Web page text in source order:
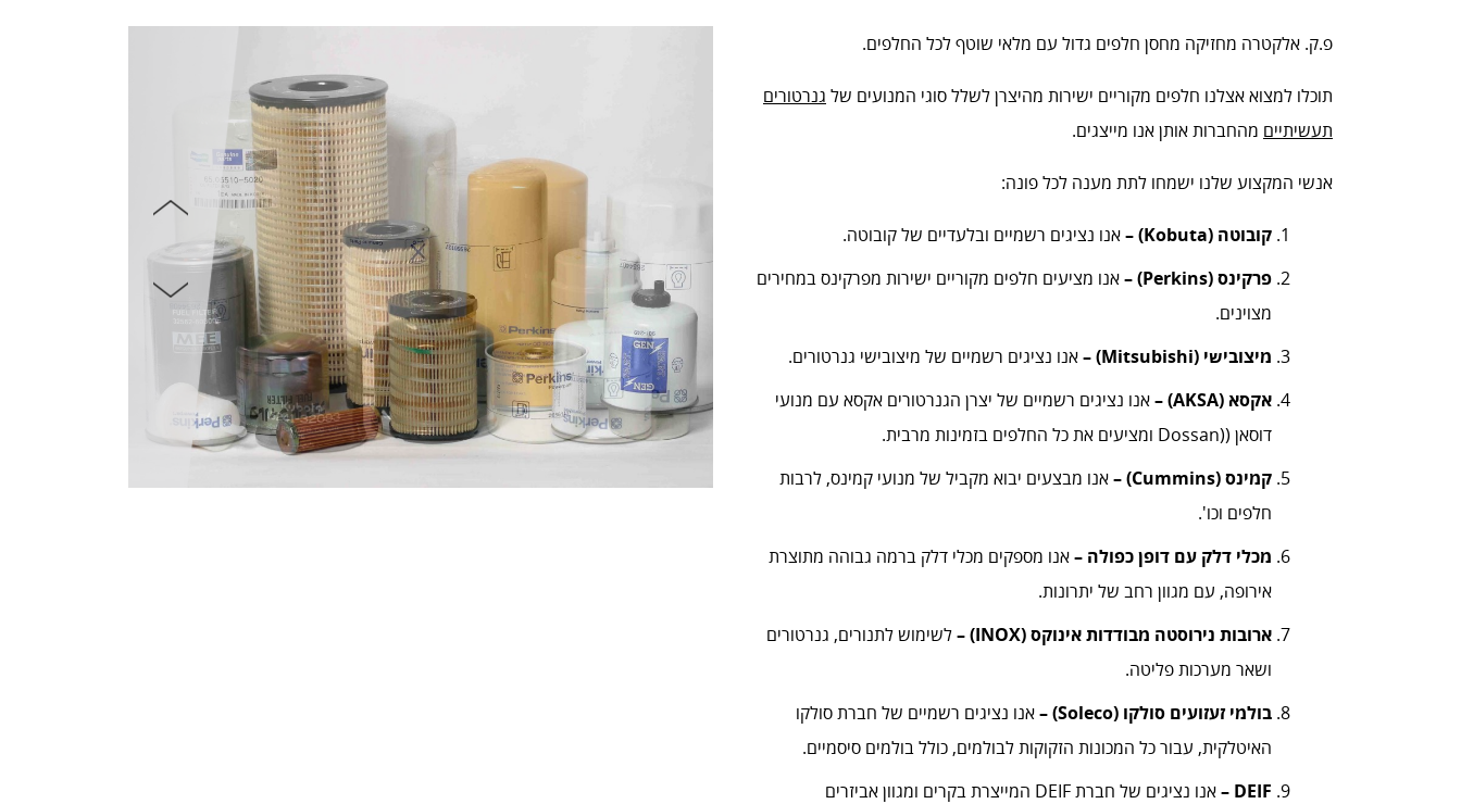
פ.ק. אלקטרה מחזיקה מחסן חלפים גדול עם מלאי שוטף לכל החלפים.
תוכלו למצוא אצלנו חלפים מקוריים ישירות מהיצרן לשלל סוגי המנועים של גנרטורים
תעשיתיים מהחברות אותן אנו מייצגים.
אנשי המקצוע שלנו ישמחו לתת מענה לכל פונה:
קובוטה (Kobuta) –
אנו נציגים רשמיים ובלעדיים של קובוטה.
פרקינס (Perkins) –
אנו מציעים חלפים מקוריים ישירות מפרקינס במחירים
מצוינים.
מיצובישי (Mitsubishi) –
אנו נציגים רשמיים של מיצובישי גנרטורים.
אקסא (AKSA) –
אנו נציגים רשמיים של יצרן הגנרטורים אקסא עם מנועי
דוסאן ((Dossan ומציעים את כל החלפים בזמינות מרבית.
קמינס (Cummins) –
אנו מבצעים יבוא מקביל של מנועי קמינס, לרבות
חלפים וכו'.
מכלי דלק עם דופן כפולה –אנו מספקים מכלי דלק ברמה גבוהה מתוצרת
אירופה, עם מגוון רחב של יתרונות.
ארובות נירוסטה מבודדות אינוקס (INOX) –
לשימוש לתנורים, גנרטורים
ושאר מערכות פליטה.
בולמי זעזועים סולקו (Soleco) –
אנו נציגים רשמיים של חברת סולקו
האיטלקית, עבור כל המכונות הזקוקות לבולמים, כולל בולמים סיסמיים.
DEIF –
אנו נציגים של חברת DEIF המייצרת בקרים ומגוון אביזרים